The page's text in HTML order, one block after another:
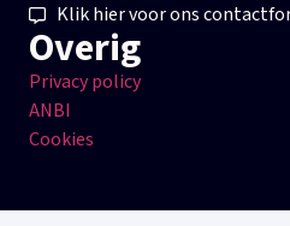
Klik hier voor ons
Overig
Privacy policy
ANBI
Cookies